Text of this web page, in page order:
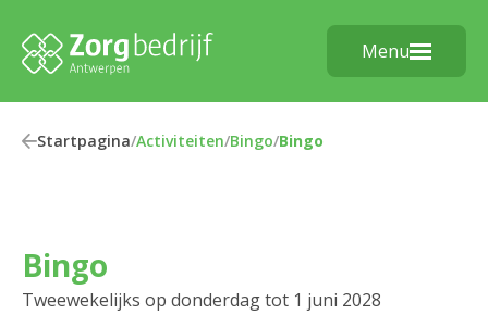
Menu
Startpagina/Activiteiten/Bingo/Bingo
Bingo
Tweewekelijks op donderdag tot 1 juni 2028